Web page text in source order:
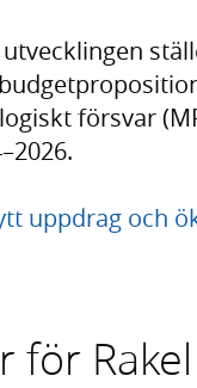
försvar
uppdrag och
för